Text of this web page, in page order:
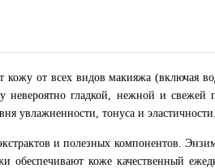
от всех видов макияжа (включая
невероятно гладкой, нежной и
увлажненности, тонуса и эластичности.
и полезных компонентов.
коже качественный